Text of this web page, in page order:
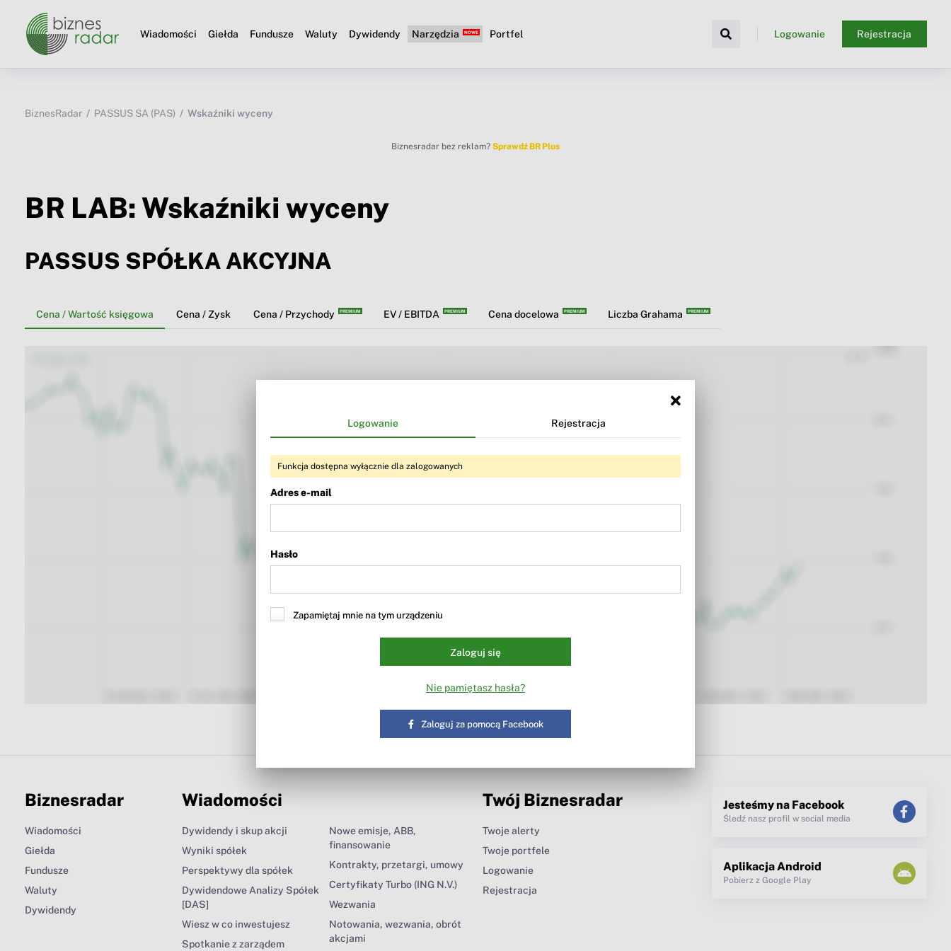
Wiadomości Giełda Fundusze Waluty Dywidendy Narzędzia Portfel Logowanie Rejestracja
BiznesRadar PASSUS SA (PAS) Wskaźniki wyceny
Biznesradar bez reklam? Sprawdź BR Plus
BR LAB: Wskaźniki wyceny
PASSUS SPÓŁKA AKCYJNA
Cena / Wartość księgowa Cena / Zysk Cena / Przychody EV / EBITDA Cena docelowa Liczba Grahama
BR PremiumiBR MAX
Biznesradar
Wiadomości
Giełda
Fundusze
Waluty
Dywidendy
Wiadomości
Dywidendy i skup akcji
Wyniki spółek
Perspektywy dla spółek
Dywidendowe Analizy Spółek
[DAS]
Wiesz w co inwestujesz
Spotkanie z zarządem
Nowe emisje, ABB,
finansowanie
Kontrakty, przetargi, umowy
Certyfikaty Turbo (ING N.V.)
Wezwania
Notowania, wezwania, obrót
akcjami
Twój Biznesradar
Twoje alerty
Twoje portfele
Logowanie
Rejestracja
Jesteśmy na Facebook
Śledź nasz profil w social media
Aplikacja Android
Pobierz z Google Play
Logowanie Rejestracja
Funkcja dostępna wyłącznie dla zalogowanych
Adres e-mail
Hasło
Zapamiętaj mnie na tym urządzeniu
Zaloguj się
Nie pamiętasz hasła?
Zaloguj za pomocą Facebook